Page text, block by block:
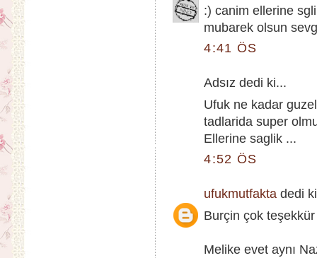
:) canim ellerine
mubarek olsun
4:41 ÖS
Adsız dedi ki...
Ufuk ne kadar
tadlarida super
Ellerine saglik ...
4:52 ÖS
ufukmutfakta dedi
Burçin çok
Melike evet aynı